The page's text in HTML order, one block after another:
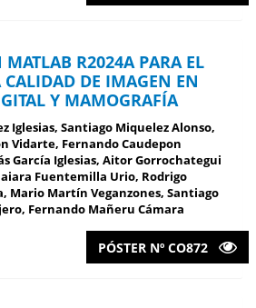
R2024A PARA EL
DE IMAGEN EN
Y MAMOGRAFÍA
Iglesias, Santiago Miquelez Alonso,
Vidarte, Fernando Caudepon
García Iglesias, Aitor Gorrochategui
Fuentemilla Urio, Rodrigo
Mario Martín Veganzones, Santiago
Fernando Mañeru Cámara
PÓSTER Nº CO872